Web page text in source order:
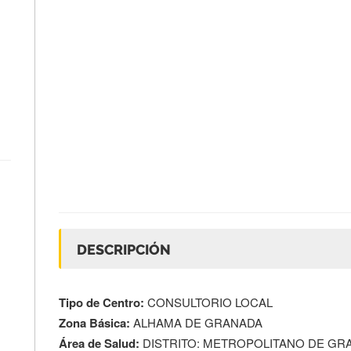
DESCRIPCIÓN
Tipo de Centro: CONSULTORIO LOCAL
Zona Básica: ALHAMA DE GRANADA
Área de Salud: DISTRITO: METROPOLITANO DE